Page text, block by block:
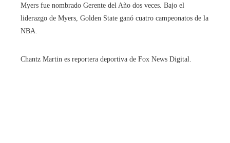
Myers fue nombrado Gerente del Año dos veces. Bajo el
liderazgo de Myers, Golden State ganó cuatro campeonatos de la
NBA.
Chantz Martin es reportera deportiva de Fox News Digital.